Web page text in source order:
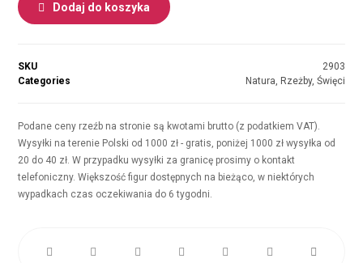
Dodaj do koszyka
SKU
2903
Categories
Natura, Rzeżby, Święci
Podane ceny rzeźb na stronie są kwotami brutto (z podatkiem VAT).
Wysyłki na terenie Polski od 1000 zł - gratis, poniżej 1000 zł wysyłka od
20 do 40 zł. W przypadku wysyłki za granicę prosimy o kontakt
telefoniczny. Większość figur dostępnych na bieżąco, w niektórych
wypadkach czas oczekiwania do 6 tygodni.